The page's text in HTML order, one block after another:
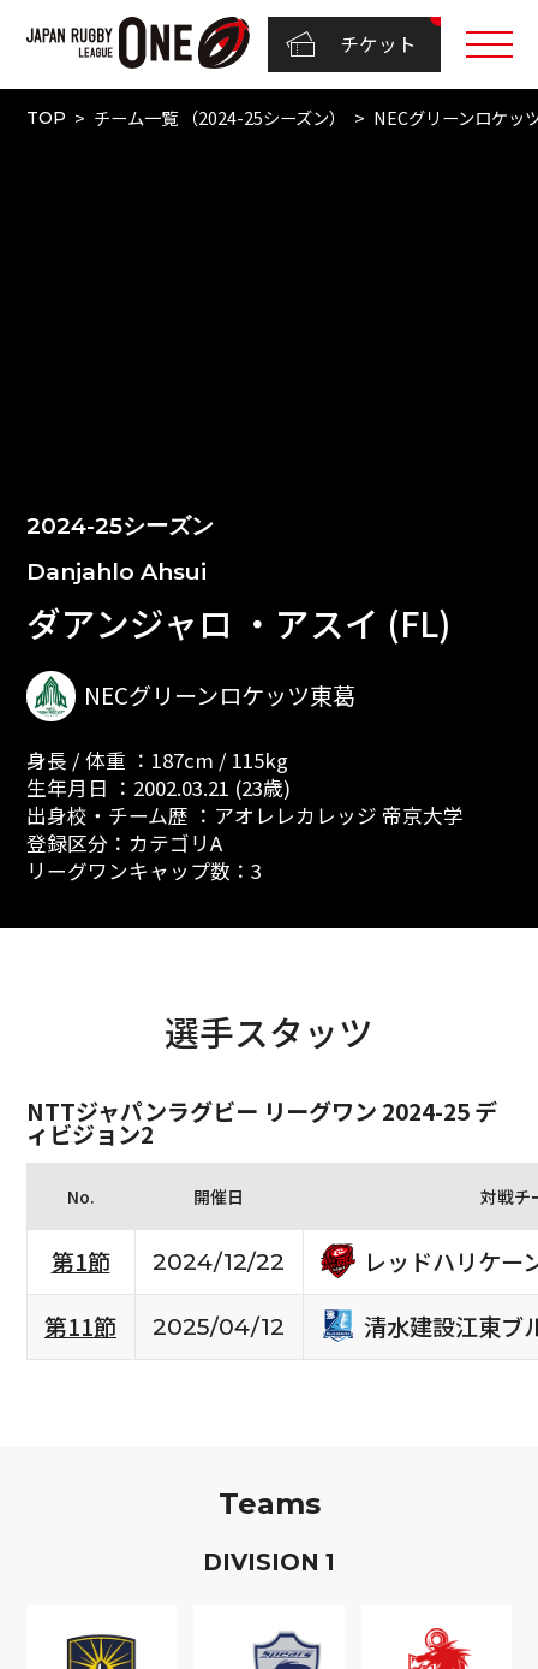
チケット
TOP チーム一覧 （2024-25シーズン） NECグリーンロケッ
2024-25シーズン
Danjahlo Ahsui
ダアンジャロ ・アスイ (FL)
NECグリーンロケッツ東葛
身長 / 体重 ：187cm / 115kg
生年月日 ：2002.03.21 (23歳)
出身校・チーム歴 ：アオレレカレッジ 帝京大学
登録区分：カテゴリA
リーグワンキャップ数：3
選手スタッツ
NTTジャパンラグビー リーグワン 2024-25 デ
ィビジョン2
No. 開催日 対戦チ
第1節 2024/12/22
レッドハリケー
第11節
2025/04/12 清水建設江東ブ
Teams
DIVISION 1